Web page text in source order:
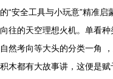
的“安全工具与小玩意”精准
向往的天空理想火机。单看
自然考向等大头的分类一角
积木都有大故事讲，这便是